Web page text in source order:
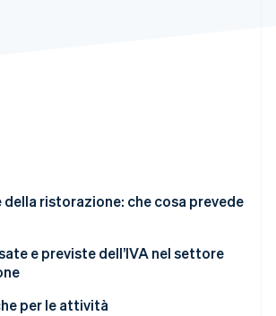
start-up
Stripe sta costruendo l'infrastruttura
della ristorazione: che cosa prevede
di alimenti e bevande
e previste dell’IVA nel settore
per le attività